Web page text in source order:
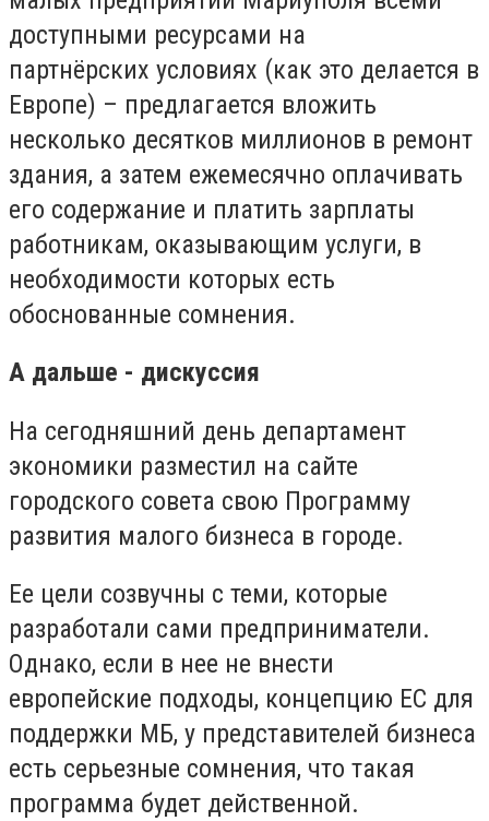
доступными ресурсами на
партнёрских условиях (как это делается в
Европе) – предлагается вложить
несколько десятков миллионов в ремонт
здания, а затем ежемесячно оплачивать
его содержание и платить зарплаты
работникам, оказывающим услуги, в
необходимости которых есть
обоснованные сомнения.
А дальше - дискуссия
На сегодняшний день департамент
экономики разместил на сайте
городского совета свою Программу
развития малого бизнеса в городе.
Ее цели созвучны с теми, которые
разработали сами предприниматели.
Однако, если в нее не внести
европейские подходы, концепцию ЕС для
поддержки МБ, у представителей бизнеса
есть серьезные сомнения, что такая
программа будет действенной.